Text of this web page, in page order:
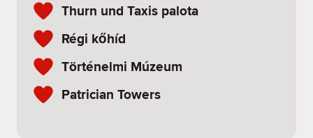
Thurn und Taxis palota
Régi kőhíd
Történelmi Múzeum
Patrician Towers